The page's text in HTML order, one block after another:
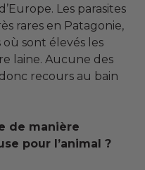
Les parasites
rares en Patagonie,
où sont élevés les
laine. Aucune des
recours au bain
de manière
pour l’animal ?